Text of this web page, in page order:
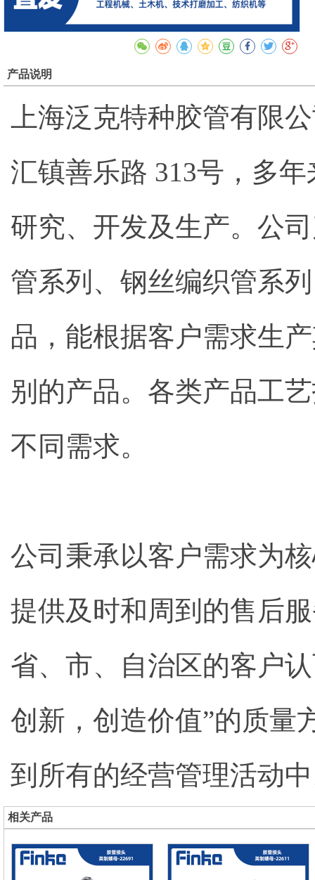
产品说明
上海泛克特种胶管有限
汇镇善乐路 313号，多
研究、开发及生产。公
管系列、钢丝编织管系
品，能根据客户需求生
别的产品。各类产品工
不同需求。
公司秉承以客户需求为
提供及时和周到的售后
省、市、自治区的客户
创新，创造价值”的质量
到所有的经营管理活动
相关产品